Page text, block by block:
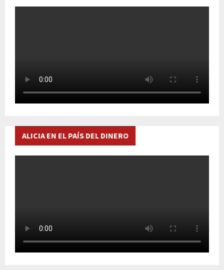
ALICIA EN EL PAÍS DEL DINERO